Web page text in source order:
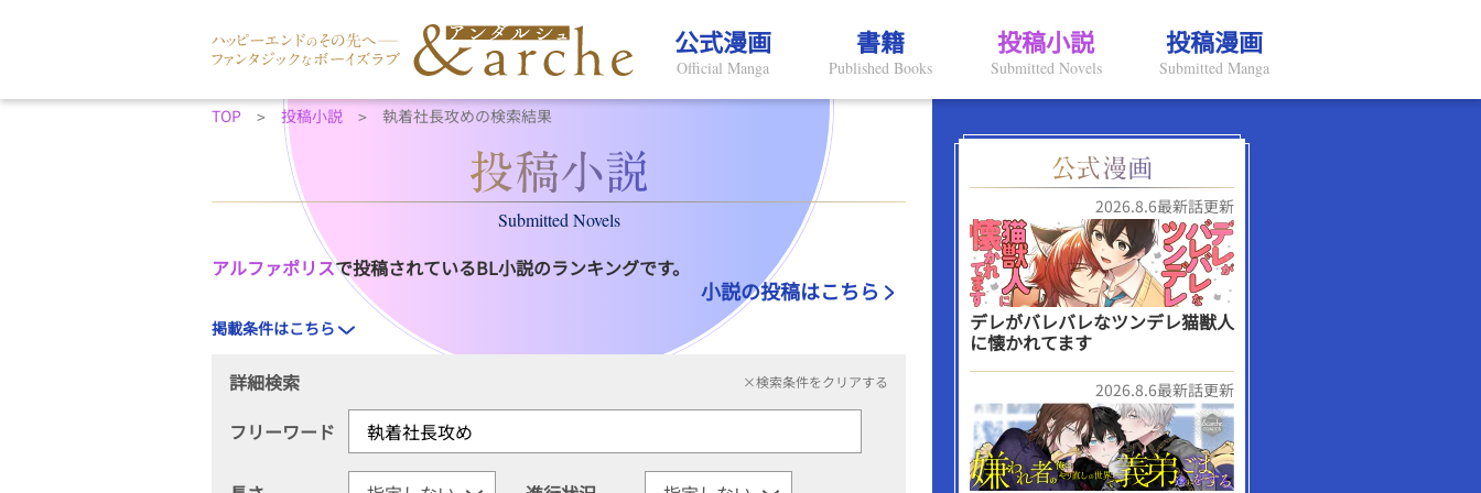
公式漫画
Official Manga
書籍
Published Books
投稿小説
Submitted Novels
投稿漫画
Submitted Manga
TOP 投稿小説 執着社長攻めの検索結果
Submitted Novels
アルファポリスで投稿されているBL小説のランキングです。
小説の投稿はこちら
掲載条件はこちら
詳細検索 ×検索条件をクリアする
フリーワード
2026.8.6最新話更新
デレがバレバレなツンデレ猫獣人
に懐かれてます
2026.8.6最新話更新